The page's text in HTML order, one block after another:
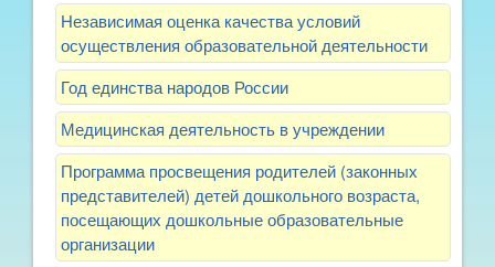
Независимая оценка качества условий
осуществления образовательной деятельности
Год единства народов России
Медицинская деятельность в учреждении
Программа просвещения родителей (законных
представителей) детей дошкольного возраста,
посещающих дошкольные образовательные
организации